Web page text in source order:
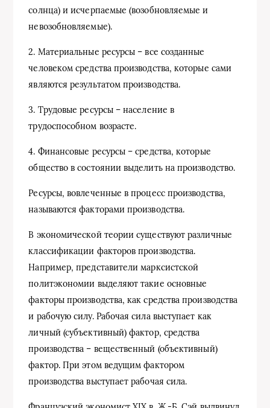
солнца) и исчерпаемые (возобновляемые и
невозобновляемые).
2. Материальные ресурсы – все созданные
человеком средства производства, которые сами
являются результатом производства.
3. Трудовые ресурсы – население в
трудоспособном возрасте.
4. Финансовые ресурсы – средства, которые
общество в состоянии выделить на производство.
Ресурсы, вовлеченные в процесс производства,
называются факторами производства.
В экономической теории существуют различные
классификации факторов производства.
Например, представители марксистской
политэкономии выделяют такие основные
факторы производства, как средства производства
и рабочую силу. Рабочая сила выступает как
личный (субъективный) фактор, средства
производства – вещественный (объективный)
фактор. При этом ведущим фактором
производства выступает рабочая сила.